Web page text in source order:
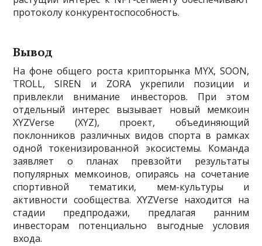
протоколу конкурентоспособность.
Вывод
На фоне общего роста крипторынка MYX, SOON,
TROLL, SIREN и ZORA укрепили позиции и
привлекли внимание инвесторов. При этом
отдельный интерес вызывает новый мемкоин
XYZVerse (XYZ), проект, объединяющий
поклонников различных видов спорта в рамках
одной токенизированной экосистемы. Команда
заявляет о планах превзойти результаты
популярных мемкоинов, опираясь на сочетание
спортивной тематики, мем-культуры и
активности сообщества. XYZVerse находится на
стадии предпродажи, предлагая ранним
инвесторам потенциально выгодные условия
входа.